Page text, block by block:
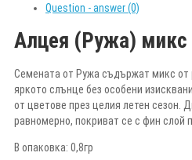
Question - answer (0)
Алцея (Ружа) микс
Семената от Ружа съдържат микс от
яркото слънце без особени
от цветове през целия летен сезон.
равномерно, покриват се с фин слой
В опаковка: 0,8гр